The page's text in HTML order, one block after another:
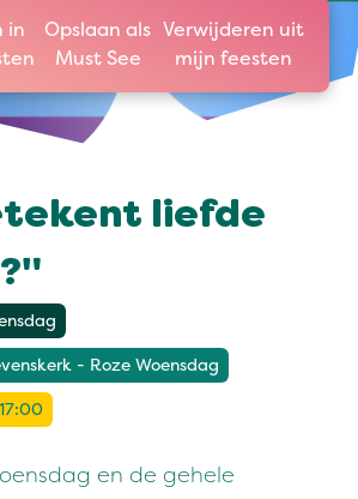
in
Opslaan als
Must See
Verwijderen uit
mijn feesten
liefde
- Roze Woensdag
en de gehele